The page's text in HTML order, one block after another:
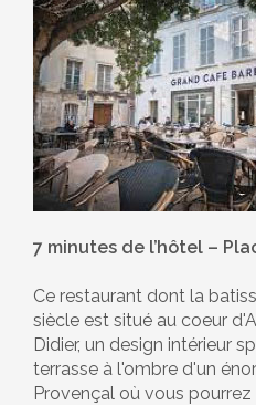
7 minutes de l’hôtel –
Ce restaurant dont la
siècle est situé au coeur
Didier, un design intérieur
terrasse à l'ombre d'un
Provençal où vous